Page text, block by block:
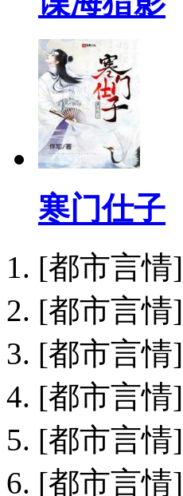
寒门仕子
[都市言情]
[都市言情]
[都市言情]
[都市言情]
[都市言情]
[都市言情]